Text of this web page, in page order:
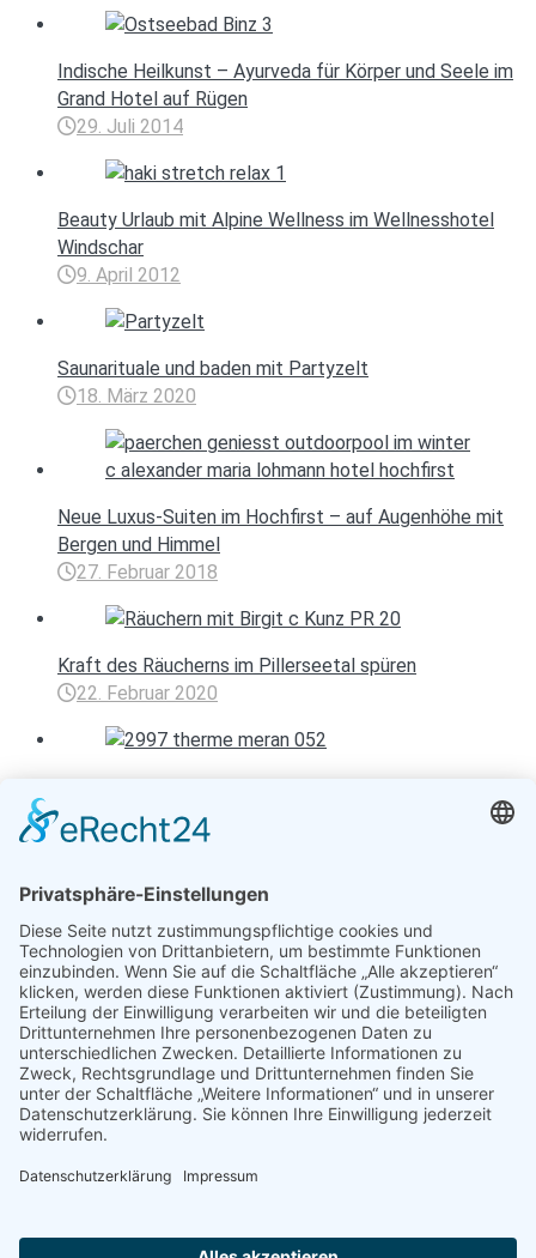
Indische Heilkunst – Ayurveda für Körper und Seele im
Grand Hotel auf Rügen
29. Juli 2014
Beauty Urlaub mit Alpine Wellness im Wellnesshotel
Windschar
9. April 2012
Saunarituale und baden mit Partyzelt
18. März 2020
Neue Luxus-Suiten im Hochfirst – auf Augenhöhe mit
Bergen und Himmel
27. Februar 2018
Kraft des Räucherns im Pillerseetal spüren
22. Februar 2020
9. September 2020
Urlaub zum Bestpreis
Früheste Anreise: